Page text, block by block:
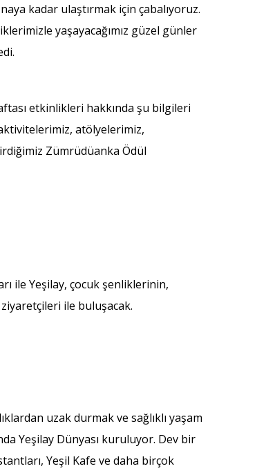
kadar ulaştırmak için çabalıyoruz.
yaşayacağımız güzel günler
etkinlikleri hakkında şu bilgileri
aktivitelerimiz, atölyelerimiz,
Zümrüdüanka Ödül
ile Yeşilay, çocuk şenliklerinin,
ile buluşacak.
uzak durmak ve sağlıklı yaşam
Yeşilay Dünyası kuruluyor. Dev bir
Yeşil Kafe ve daha birçok